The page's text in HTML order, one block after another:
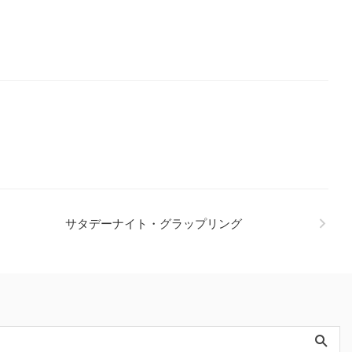
サタデーナイト・グラップリング